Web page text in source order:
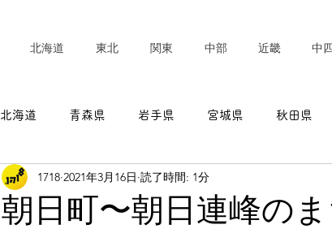
北海道 東北 関東 中部 近畿 中
北海道 青森県 岩手県 宮城県 秋田県
埼玉県 千葉県 東京都
朝日町〜朝日連峰の
1718 2021年3月16日 読了時間: 1分